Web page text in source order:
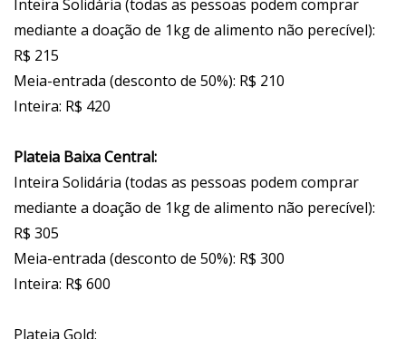
Inteira Solidária (todas as pessoas podem comprar
mediante a doação de 1kg de alimento não perecível):
R$ 215
Meia-entrada (desconto de 50%): R$ 210
Inteira: R$ 420
Plateia Baixa Central:
Inteira Solidária (todas as pessoas podem comprar
mediante a doação de 1kg de alimento não perecível):
R$ 305
Meia-entrada (desconto de 50%): R$ 300
Inteira: R$ 600
Plateia Gold: